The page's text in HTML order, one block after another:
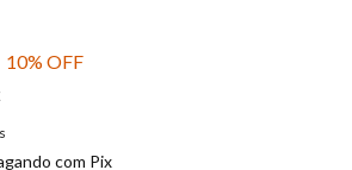
10% OFF
com Pix